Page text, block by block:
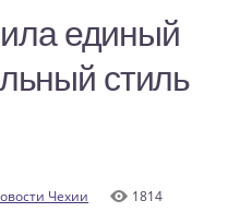
единый
стиль
Чехии 1814